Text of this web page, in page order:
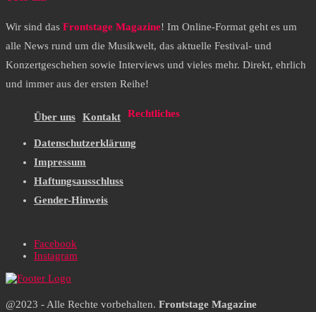
Wir sind das Frontstage Magazine! Im Online-Format geht es um
alle News rund um die Musikwelt, das aktuelle Festival- und
Konzertgeschehen sowie Interviews und vieles mehr. Direkt, ehrlich
und immer aus der ersten Reihe!
Über uns Kontakt Rechtliches
Datenschutzerklärung
Impressum
Haftungsausschluss
Gender-Hinweis
Facebook
Instagram
@2023 - Alle Rechte vorbehalten. Frontstage Magazine